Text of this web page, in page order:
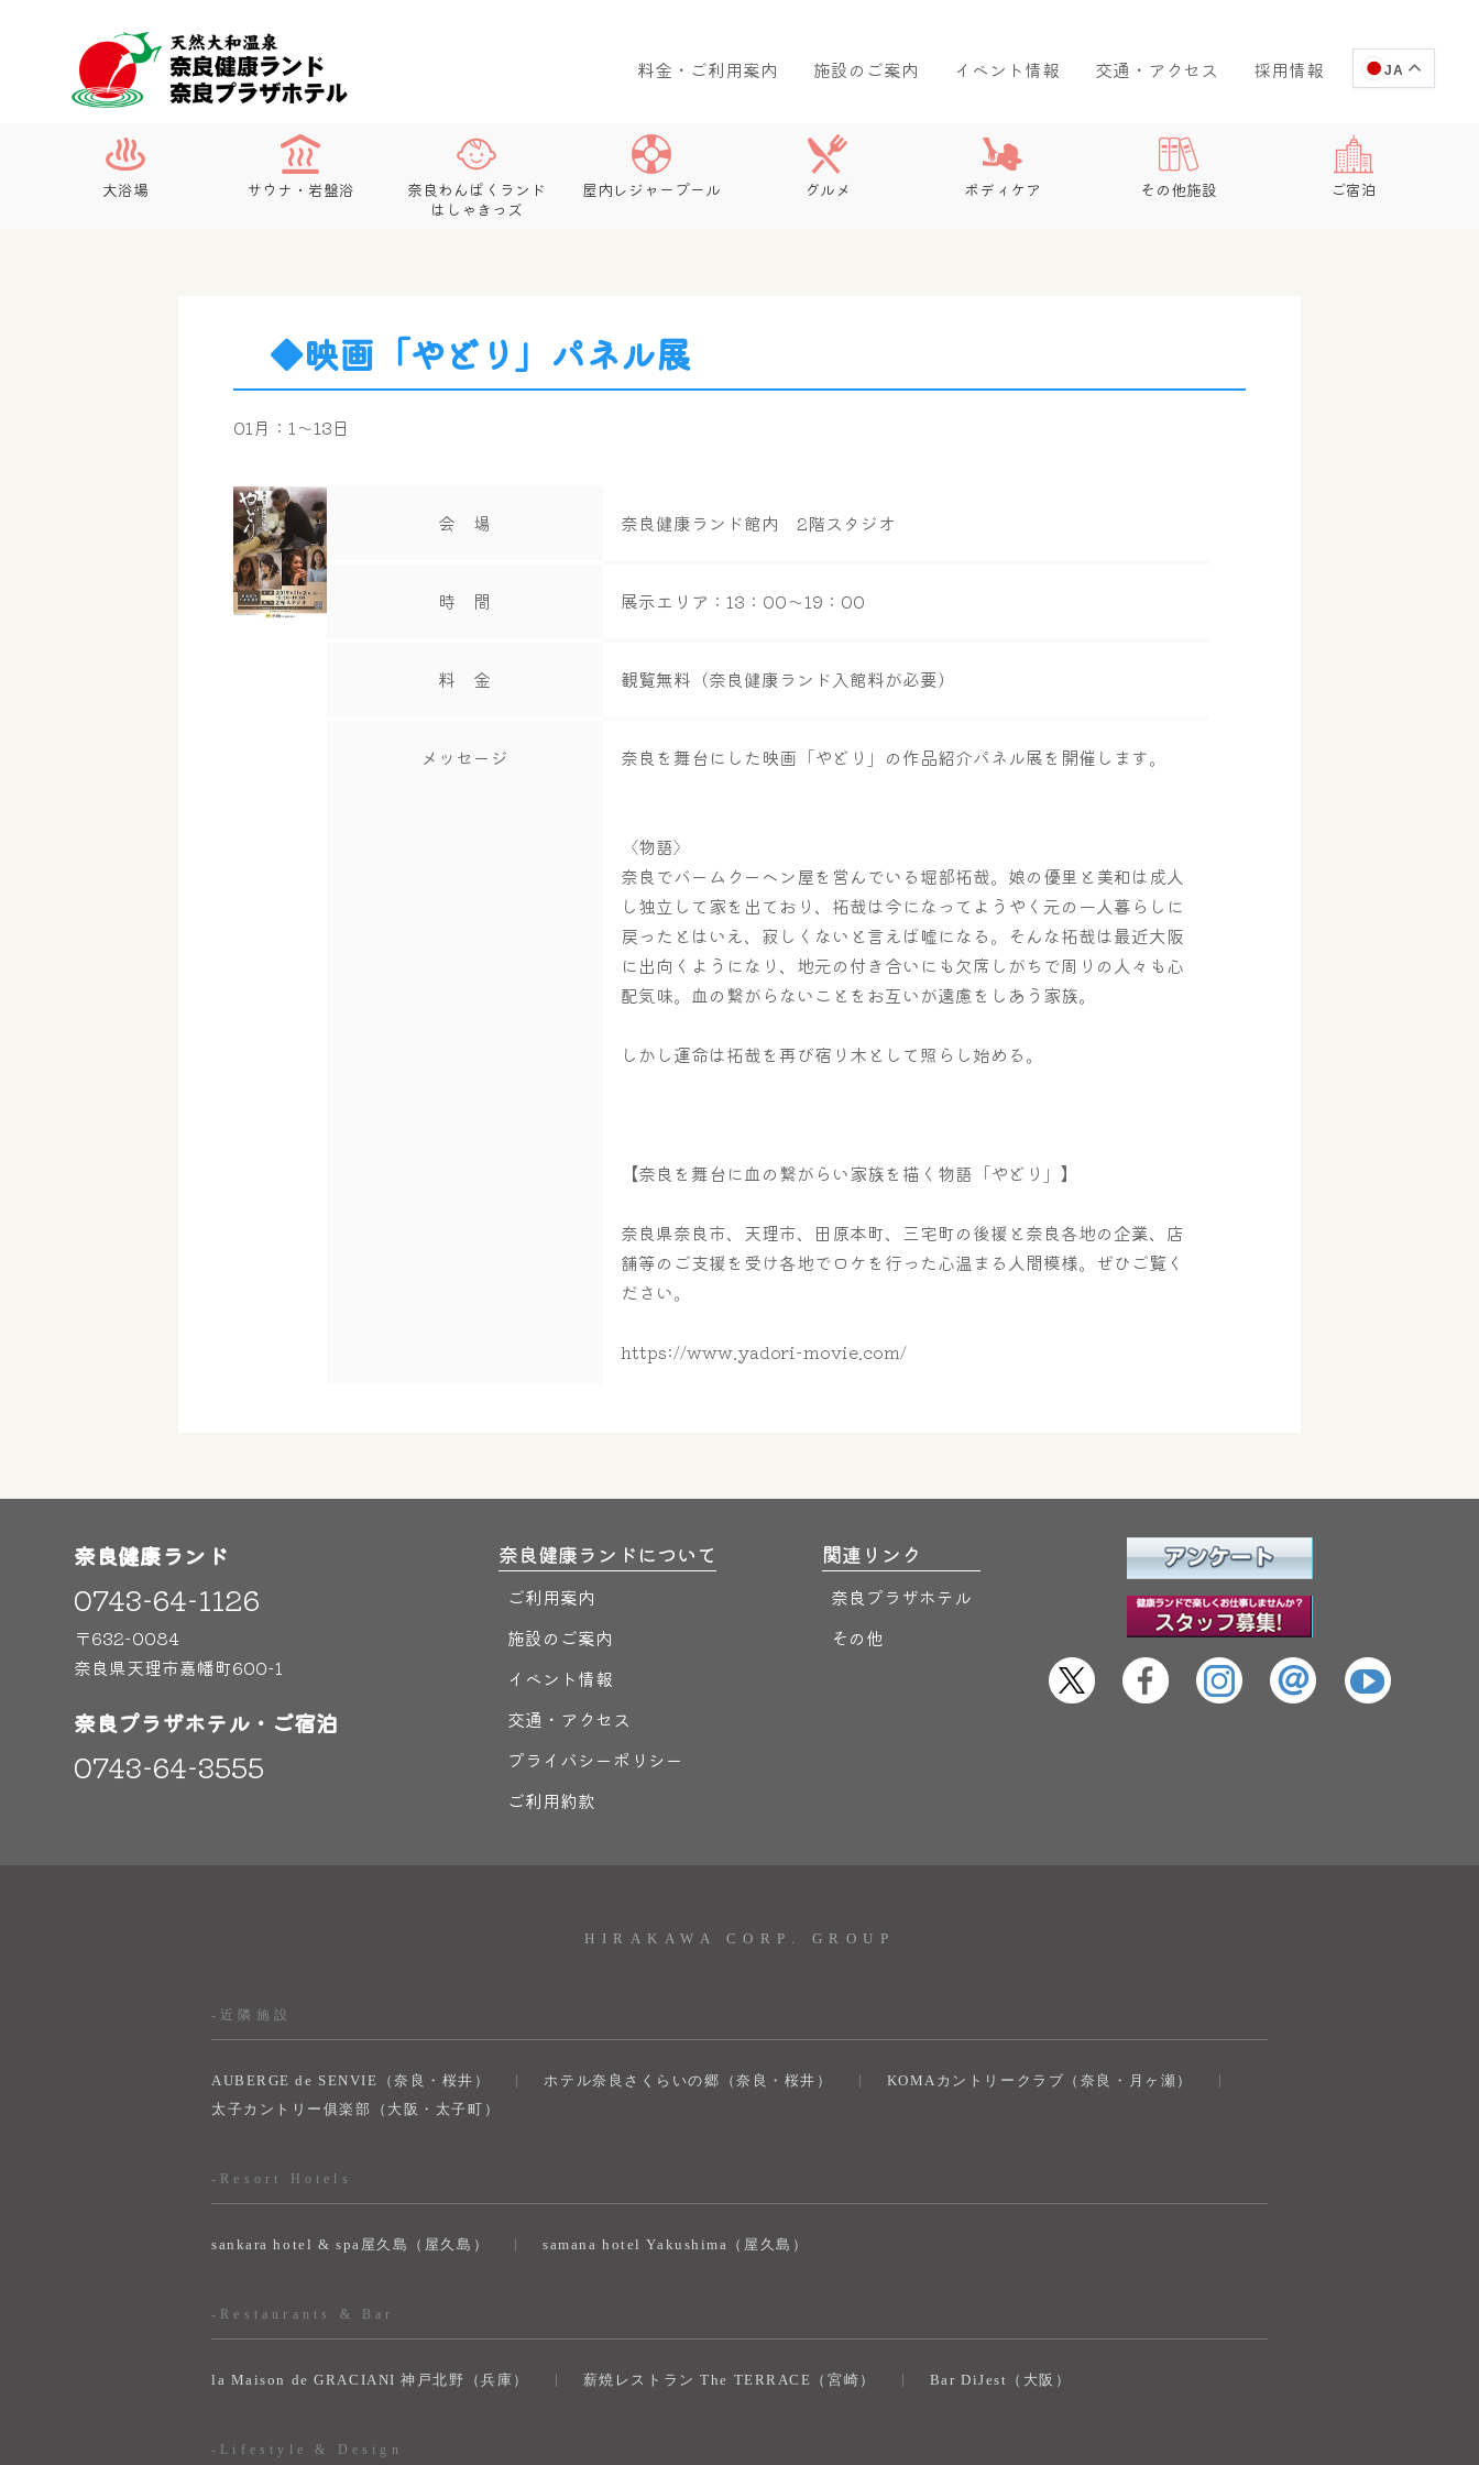
料金・ご利用案内 施設のご案内 イベント情報 交通・アクセス 採用情報 JA
大浴場 サウナ・岩盤浴
奈良わんぱくランド
はしゃきっズ
屋内レジャープール グルメ ボディケア その他施設 ご宿泊
◆映画「やどり」パネル展
01月：1～13日
会 場 奈良健康ランド館内 2階スタジオ
時 間 展示エリア：13：00～19：00
料 金 観覧無料（奈良健康ランド入館料が必要）
メッセージ 奈良を舞台にした映画「やどり」の作品紹介パネル展を開催します。
〈物語〉
奈良でバームクーヘン屋を営んでいる堀部拓哉。娘の優里と美和は成人
し独立して家を出ており、拓哉は今になってようやく元の一人暮らしに
戻ったとはいえ、寂しくないと言えば嘘になる。そんな拓哉は最近大阪
に出向くようになり、地元の付き合いにも欠席しがちで周りの人々も心
配気味。血の繋がらないことをお互いが遠慮をしあう家族。
しかし運命は拓哉を再び宿り木として照らし始める。​
【奈良を舞台に血の繋がらい家族を描く物語「やどり」】
​奈良県奈良市、天理市、田原本町、三宅町の後援と奈良各地の企業、店
舗等のご支援を受け各地でロケを行った心温まる人間模様。ぜひご覧く
ださい。
https://www.yadori-movie.com/
奈良健康ランド
0743-64-1126
〒632-0084
奈良県天理市嘉幡町600-1
奈良プラザホテル・ご宿泊
0743-64-3555
奈良健康ランドについて
ご利用案内
施設のご案内
イベント情報
交通・アクセス
プライバシーポリシー
ご利用約款
関連リンク
奈良プラザホテル
その他
HIRAKAWA CORP. GROUP
-近隣施設
AUBERGE de SENVIE（奈良・桜井） ホテル奈良さくらいの郷（奈良・桜井）
KOMAカントリークラブ（奈良・月ヶ瀬）
太子カントリー俱楽部（大阪・太子町）
-Resort Hotels
sankara hotel & spa屋久島（屋久島） samana hotel Yakushima（屋久島）
-Restaurants & Bar
la Maison de GRACIANI 神戸北野（兵庫） 薪焼レストラン The TERRACE（宮崎） Bar DiJest（大阪）
-Lifestyle & Design